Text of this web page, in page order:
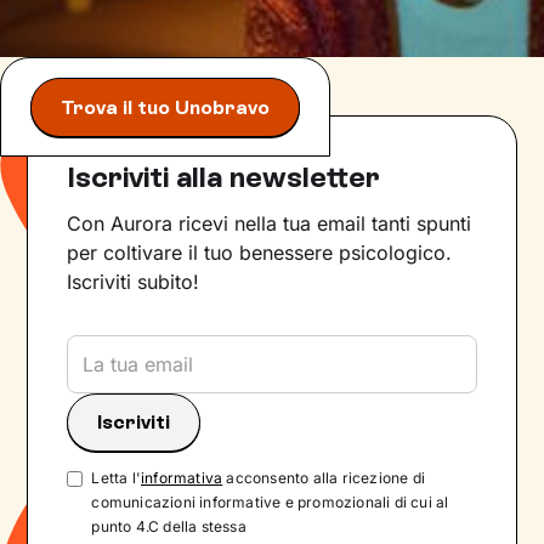
Trova il tuo Unobravo
Iscriviti alla newsletter
Con Aurora ricevi nella tua email tanti spunti
per coltivare il tuo benessere psicologico.
Iscriviti subito!
Letta l'informativa acconsento alla ricezione di
comunicazioni informative e promozionali di cui al
punto 4.C della stessa